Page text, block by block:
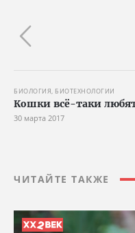
БИОЛОГИЯ, БИОТЕХНОЛОГИИ
Кошки всё-таки
30 марта 2017
ЧИТАЙТЕ ТАКЖЕ